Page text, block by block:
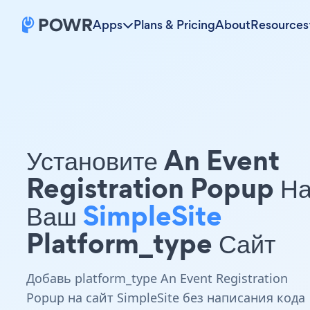
Apps Plans & PricingAboutResources
Установите An Event
Registration Popup
Ваш SimpleSite
Platform_type Сайт
Добавь platform_type An Event Registration
Popup на сайт SimpleSite без написания кода